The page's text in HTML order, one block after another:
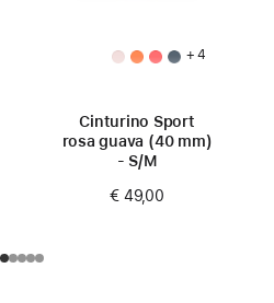
+ 4
Cinturino Sport
rosa guava (40 mm)
- S/M
€ 49,00